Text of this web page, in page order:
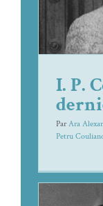
I. P.
ParAra
Petru